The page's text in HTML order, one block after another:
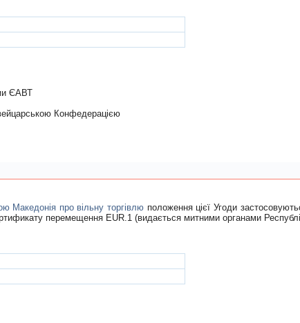
ЄАВТ
Конфедерацiєю
Македонія про вільну торгівлюположення цієї Угоди
перемещення EUR.1 (видається митними органами